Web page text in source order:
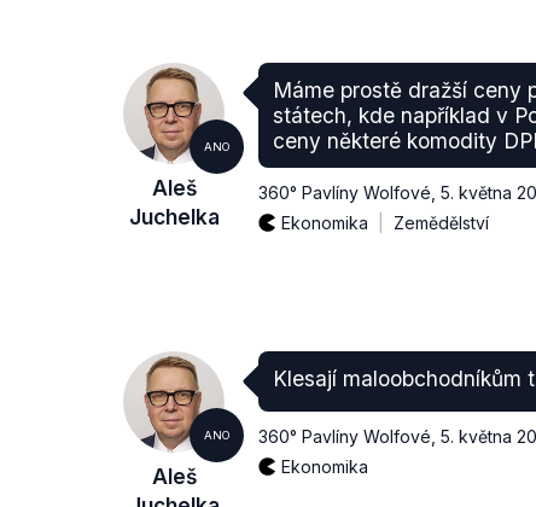
ANO
Aleš
Juchelka
Máme prostě dražší ceny
státech, kde například v
ceny některé komodity
360° Pavlíny Wolfové 5. května
Ekonomika
Zemědělství
ANO
Aleš
Klesají maloobchodníkům
360° Pavlíny Wolfové 5. května
Ekonomika